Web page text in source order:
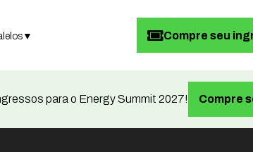
▼ Compre seu
para o Energy Summit 2027! Compre